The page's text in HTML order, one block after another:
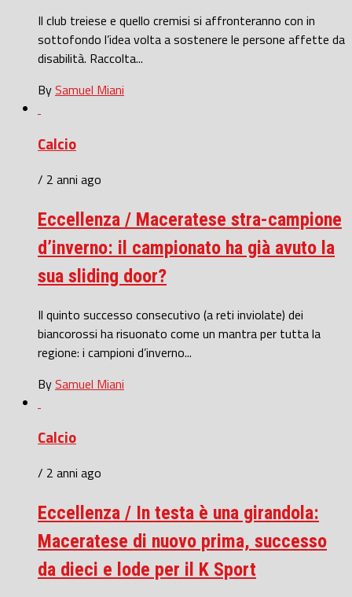
Il club treiese e quello cremisi si affronteranno con in
sottofondo l’idea volta a sostenere le persone affette da
disabilità. Raccolta...
BySamuel Miani
Calcio
/ 2 anni ago
Eccellenza / Maceratese stra-campione
d’inverno: il campionato ha già avuto la
sua sliding door?
Il quinto successo consecutivo (a reti inviolate) dei
biancorossi ha risuonato come un mantra per tutta la
regione: i campioni d’inverno...
BySamuel Miani
Calcio
/ 2 anni ago
Eccellenza / In testa è una girandola:
Maceratese di nuovo prima, successo
da dieci e lode per il K Sport